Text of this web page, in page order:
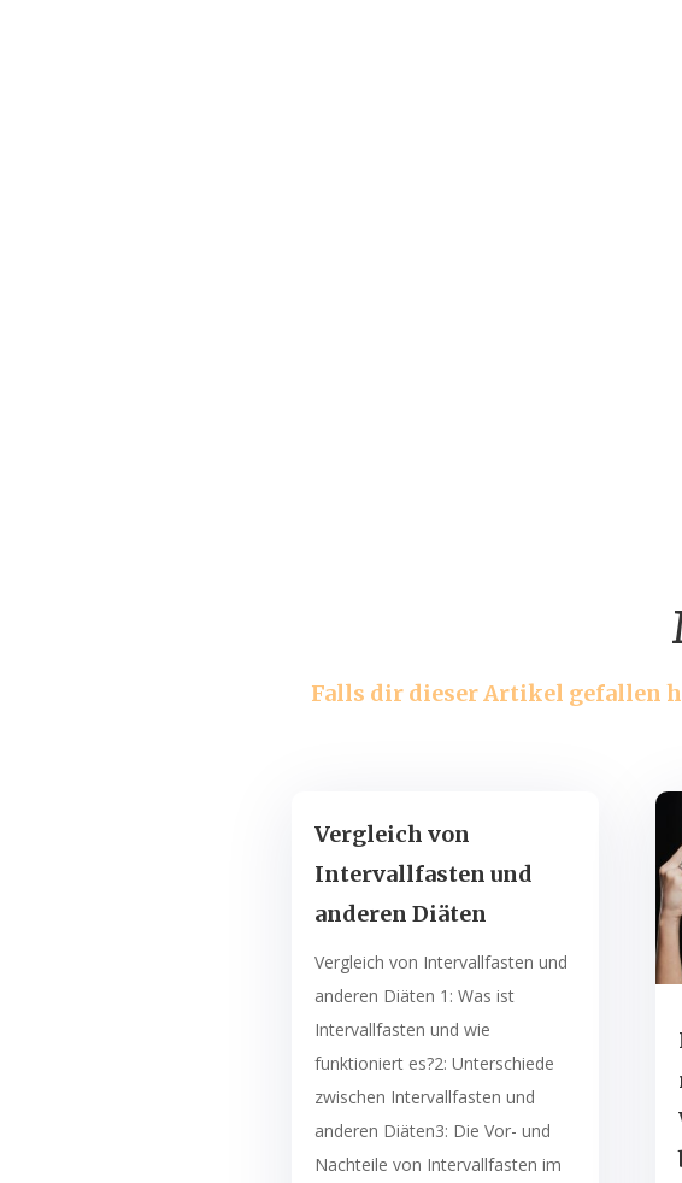
Falls dir dieser Artikel gefallen
Vergleich von
Intervallfasten und
anderen Diäten
Vergleich von Intervallfasten und
anderen Diäten 1: Was ist
Intervallfasten und wie
funktioniert es?2: Unterschiede
zwischen Intervallfasten und
anderen Diäten3: Die Vor- und
Nachteile von Intervallfasten im